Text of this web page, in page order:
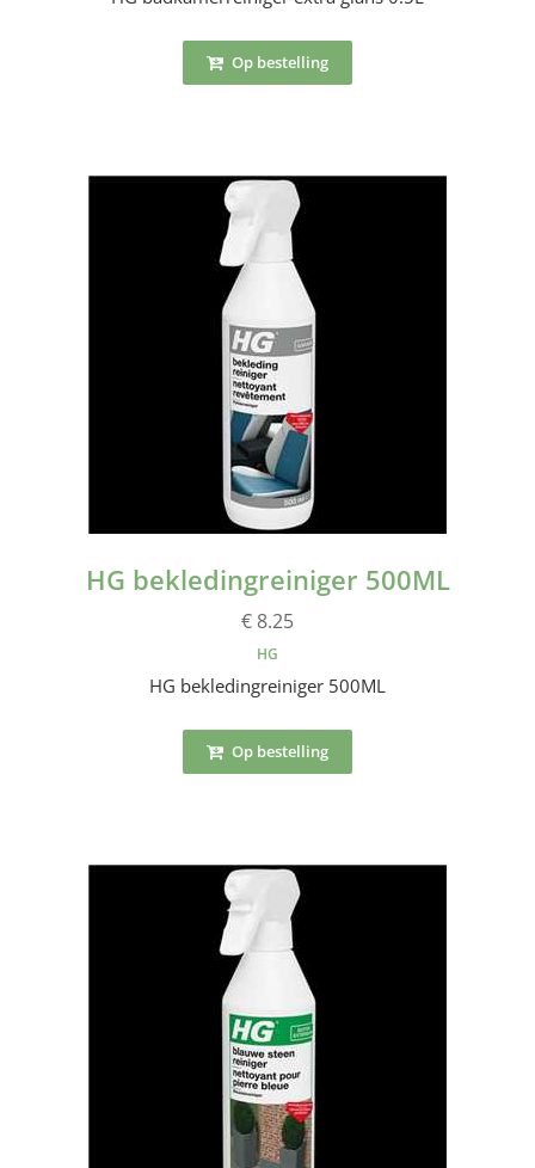
Op bestelling
HG bekledingreiniger 500ML
€ 8.25
HG
HG bekledingreiniger 500ML
Op bestelling